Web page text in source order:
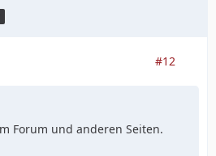
#12
Forum und anderen Seiten.